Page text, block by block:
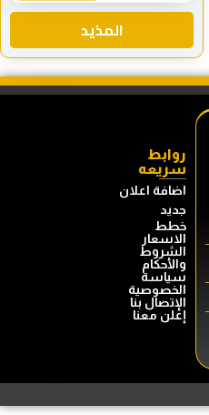
المذيد
روابط
سريعه
اضافة اعلان
جديد
خطط
الاسعار
الشروط
والأحكام
سياسة
الخصوصية
الإتصال بنا
إعلن معنا